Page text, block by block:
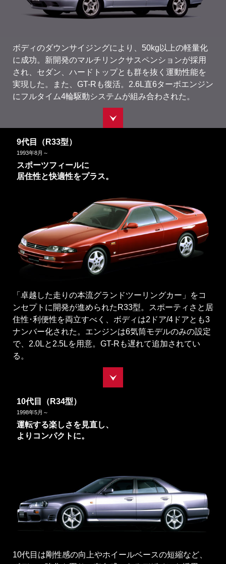
ボディのダウンサイジングにより、50kg以上の軽量化
に成功。新開発のマルチリンクサスペンションが採用
され、セダン、ハードトップとも群を抜く運動性能を
実現した。また、GT-Rも復活。2.6L直6ターボエンジン
にフルタイム4輪駆動システムが組み合わされた。
9代目（R33型）
1993年8月～
スポーツフィールに
居住性と快適性をプラス。
「卓越した走りの本流グランドツーリングカー」をコ
ンセプトに開発が進められたR33型。スポーティさと居
住性･利便性を両立すべく、ボディは2ドア/4ドアとも3
ナンバー化された。エンジンは6気筒モデルのみの設定
で、2.0Lと2.5Lを用意。GT-Rも遅れて追加されてい
る。
10代目（R34型）
1998年5月～
運転する楽しさを見直し、
よりコンパクトに。
10代目は剛性感の向上やホイールベースの短縮など、